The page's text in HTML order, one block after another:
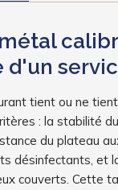
d'un
tient ou ne
: la stabilité
du plateau
désinfectants, et
couverts. Cette